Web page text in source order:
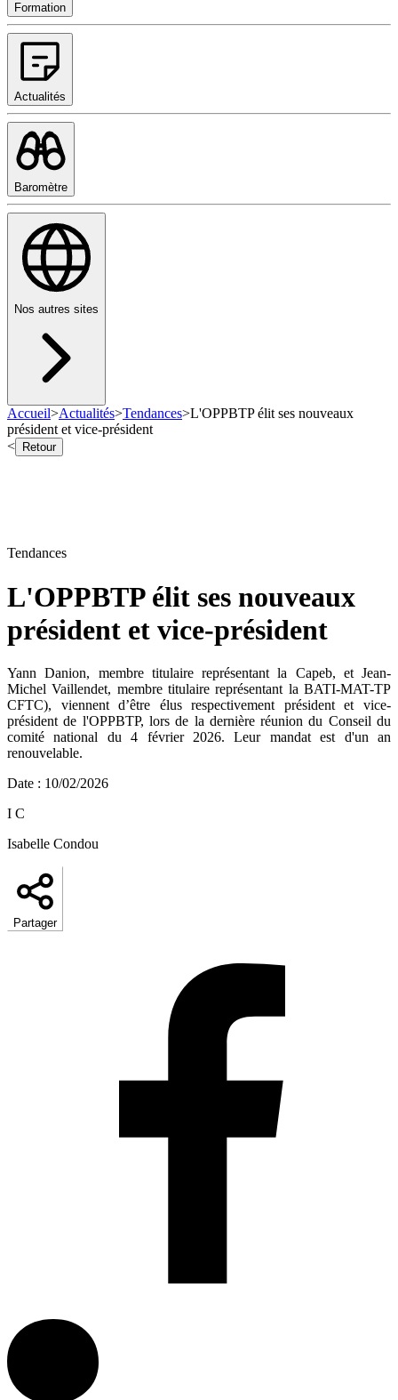
Formation
Actualités
Baromètre
Nos autres sites
Accueil>Actualités>Tendances>L'OPPBTP élit ses nouveaux
président et vice-président
<
Retour
Tendances
L'OPPBTP élit ses nouveaux
président et vice-président
Yann Danion, membre titulaire représentant la Capeb, et Jean-
Michel Vaillendet, membre titulaire représentant la BATI-MAT-TP
CFTC), viennent d’être élus respectivement président et vice-
président de l'OPPBTP, lors de la dernière réunion du Conseil du
comité national du 4 février 2026. Leur mandat est d'un an
renouvelable.
Date : 10/02/2026
I C
Isabelle Condou
Partager